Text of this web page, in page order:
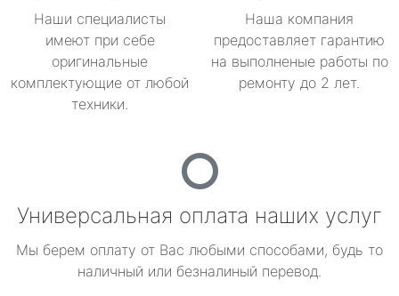
Наши специалисты
имеют при себе
оригинальные
комплектующие от любой
техники.
Наша компания
предоставляет гарантию
на выполненые работы по
ремонту до 2 лет.
Универсальная оплата наших услуг
Мы берем оплату от Вас любыми способами, будь то
наличный или безналиный перевод.